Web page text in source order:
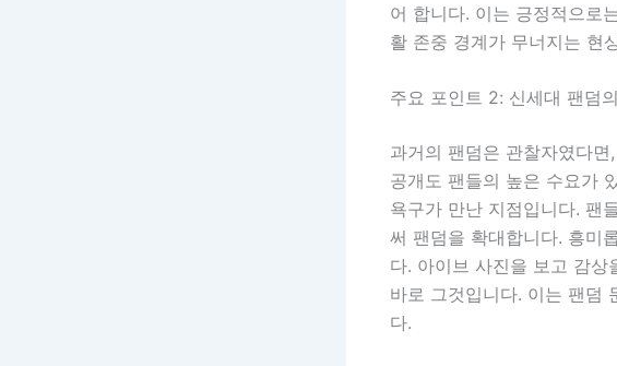
어 합니다. 이는 긍정적으로
활 존중 경계가 무너지는 현
주요 포인트 2: 신세대 팬덤
과거의 팬덤은 관찰자였다
공개도 팬들의 높은 수요가
욕구가 만난 지점입니다. 팬
써 팬덤을 확대합니다. 흥미
다. 아이브 사진을 보고 감상
바로 그것입니다. 이는 팬덤
다.